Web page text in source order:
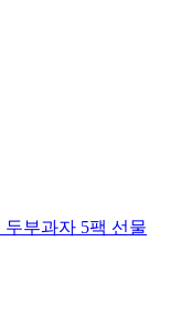
부과자 5팩 선물